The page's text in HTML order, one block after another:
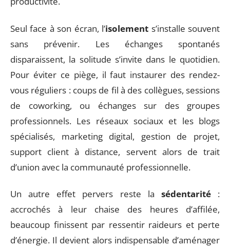
Seul face à son écran, l’isolement s’installe souvent
sans prévenir. Les échanges spontanés
disparaissent, la solitude s’invite dans le quotidien.
Pour éviter ce piège, il faut instaurer des rendez-
vous réguliers : coups de fil à des collègues, sessions
de coworking, ou échanges sur des groupes
professionnels. Les réseaux sociaux et les blogs
spécialisés, marketing digital, gestion de projet,
support client à distance, servent alors de trait
d’union avec la communauté professionnelle.
Un autre effet pervers reste la sédentarité:
accrochés à leur chaise des heures d’affilée,
beaucoup finissent par ressentir raideurs et perte
d’énergie. Il devient alors indispensable d’aménager